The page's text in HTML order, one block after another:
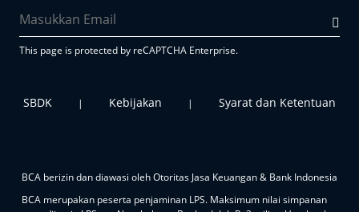
This page is protected by reCAPTCHA Enterprise.
SBDK | Kebijakan | Syarat dan Ketentuan
BCA berizin dan diawasi oleh Otoritas Jasa Keuangan & Bank Indonesia
BCA merupakan peserta penjaminan LPS. Maksimum nilai simpanan